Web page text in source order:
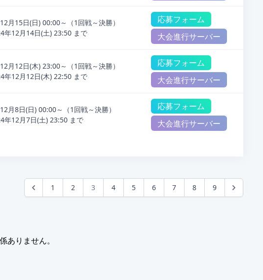
月15日(日) 00:00～（1回戦～決勝）
年12月14日(土) 23:50 まで
応募フォーム
大会進行サーバー
月12日(木) 23:00～（1回戦～決勝）
年12月12日(木) 22:50 まで
応募フォーム
大会進行サーバー
月8日(日) 00:00～（1回戦～決勝）
年12月7日(土) 23:50 まで
応募フォーム
大会進行サーバー
1 2 3 4 5 6 7 8 9
ありません。